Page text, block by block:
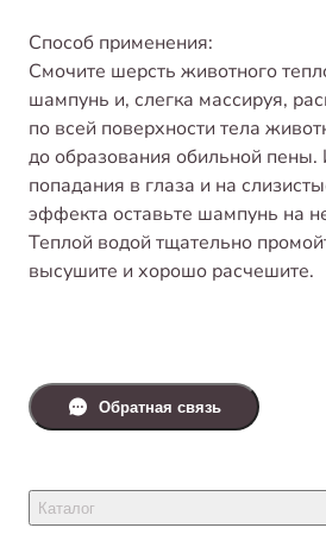
Способ применения:
Смочите шерсть животного
шампунь и, слегка массируя,
по всей поверхности тела
до образования обильной пены.
попадания в глаза и на
эффекта оставьте шампунь на
Теплой водой тщательно
высушите и хорошо расчешите.
Каталог
Обратная связь